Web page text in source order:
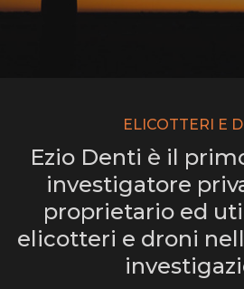
ELICOTTERI E
Ezio Denti è il
investigatore
proprietario ed
elicotteri e droni